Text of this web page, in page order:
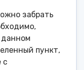
забрать
данном
пункт,
с